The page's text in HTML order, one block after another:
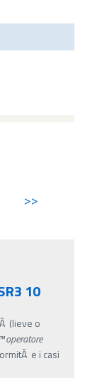
>>
10
(lieve o
operatore
e i casi